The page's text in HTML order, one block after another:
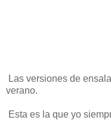
Las versiones de
verano.
Esta es la que yo